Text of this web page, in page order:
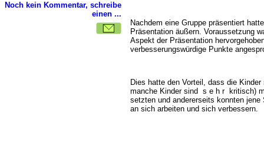
Noch kein Kommentar, schreibe
einen ...
Nachdem eine Gruppe präsentiert
Präsentation äußern. Voraussetzung
Aspekt der Präsentation
verbesserungswürdige Punkte
Dies hatte den Vorteil, dass die
manche Kinder sind s e h r kritisch)
setzten und andererseits konnten jene
an sich arbeiten und sich verbessern.